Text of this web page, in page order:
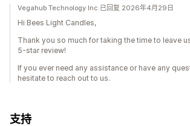
Vegahub Technology Inc.已回复 2026年4月29日
Hi Bees Light Candles,
Thank you so much for taking the time to leave
5-star review!
If you ever need any assistance or have any
hesitate to reach out to us.
支持